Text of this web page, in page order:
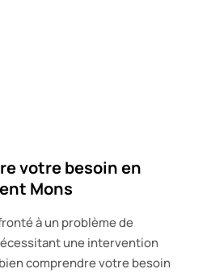
votre besoin en
Mons
à un problème de
une intervention
comprendre votre besoin